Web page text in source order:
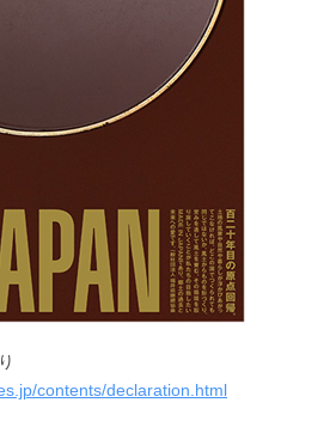
contents/declaration.html